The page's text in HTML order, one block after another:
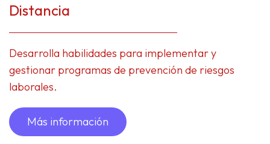
Distancia
Desarrolla habilidades para implementar y
gestionar programas de prevención de riesgos
laborales.
Más información